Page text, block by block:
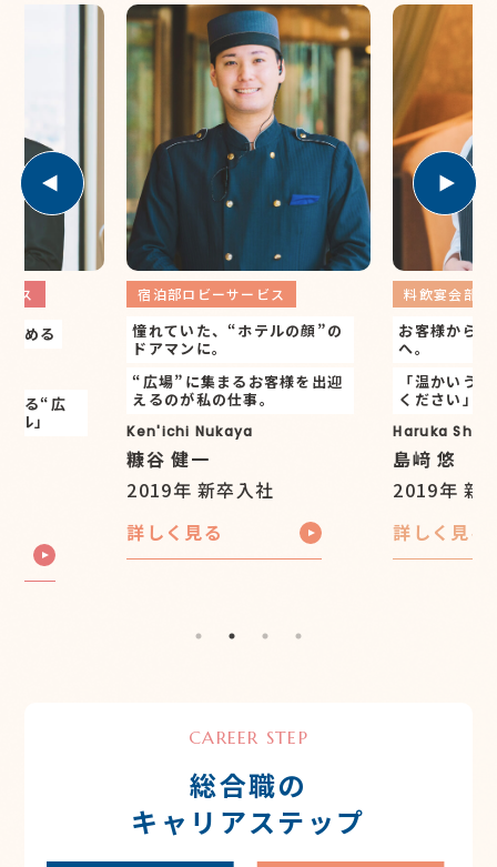
の顔”の
料飲宴会部 中国料理〈南園〉
お客様から愛され続ける存在
へ。
「温かいうちにお召し上がり
ください」
Haruka Shimazaki
島﨑 悠
2019年 新卒入社
詳しく見る
料飲宴会部
ウンジ〉
「京王プラ
めない紅茶
供したい」
「自分の夢
境」だから
ける。
Risa Shimizu
清水 梨沙
アルバイト
CAREER STEP
総合職の
キャリアステップ